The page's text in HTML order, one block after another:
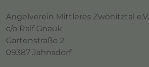
Angelverein Mittleres Zwönitztal e.V.
c/o Ralf Gnauk
Gartenstraße 2
09387 Jahnsdorf